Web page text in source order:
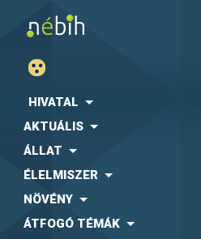
HIVATAL
AKTUÁLIS
ÁLLAT
ÉLELMISZER
NÖVÉNY
ÁTFOGÓ TÉMÁK